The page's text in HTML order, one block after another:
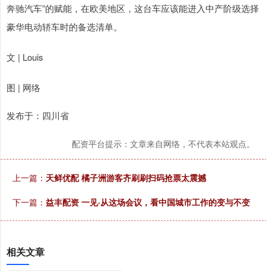
奔驰汽车”的赋能，在欧美地区，这台车应该能进入中产阶级选择
豪华电动轿车时的备选清单。
文 | Louis
图 | 网络
发布于：四川省
配资平台提示：文章来自网络，不代表本站观点。
上一篇： 天鲜优配 橘子洲游客齐刷刷扫码抢票太震撼
下一篇： 益丰配资 一见·从这场会议，看中国城市工作的变与不变
相关文章